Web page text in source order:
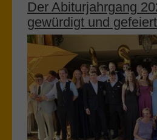
Der Abiturjahrgang
gewürdigt und gefeiert